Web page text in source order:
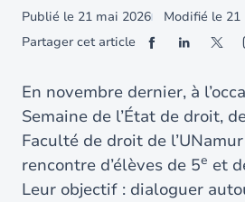
Publié le 21 mai 2026 Modifié le 21
Partager cet article
En novembre dernier, à
Semaine de l’État de droit,
Faculté de droit de
rencontre d’élèves de 5e et
Leur objectif : dialoguer